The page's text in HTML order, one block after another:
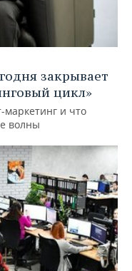
закрывает
цикл»
маркетинг и что
волны